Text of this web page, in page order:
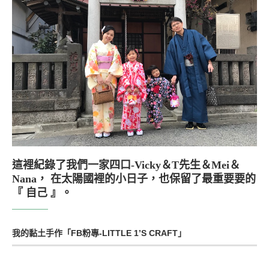
這裡紀錄了我們一家四口-Vicky＆T先生＆Mei＆
Nana， 在太陽國裡的小日子，也保留了最重要要的
『 自己 』。
我的黏土手作「FB粉專-LITTLE 1’S CRAFT」